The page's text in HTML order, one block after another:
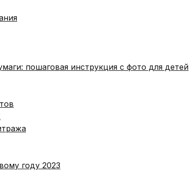
пошаговая инструкция с фото для детей
году 2023